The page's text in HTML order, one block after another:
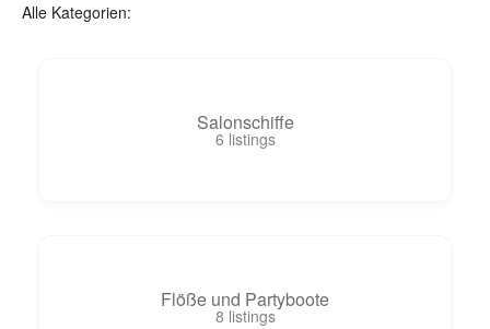
Alle Kategorien:
Salonschiffe
6 listings
Flöße und Partyboote
8 listings